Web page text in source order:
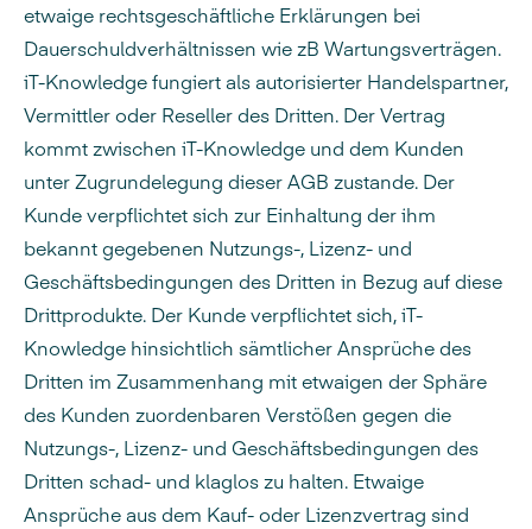
etwaige rechtsgeschäftliche Erklärungen bei
Dauerschuldverhältnissen wie zB Wartungsverträgen.
iT-Knowledge fungiert als autorisierter Handelspartner,
Vermittler oder Reseller des Dritten. Der Vertrag
kommt zwischen iT-Knowledge und dem Kunden
unter Zugrundelegung dieser AGB zustande. Der
Kunde verpflichtet sich zur Einhaltung der ihm
bekannt gegebenen Nutzungs-, Lizenz- und
Geschäftsbedingungen des Dritten in Bezug auf diese
Drittprodukte. Der Kunde verpflichtet sich, iT-
Knowledge hinsichtlich sämtlicher Ansprüche des
Dritten im Zusammenhang mit etwaigen der Sphäre
des Kunden zuordenbaren Verstößen gegen die
Nutzungs-, Lizenz- und Geschäftsbedingungen des
Dritten schad- und klaglos zu halten. Etwaige
Ansprüche aus dem Kauf- oder Lizenzvertrag sind